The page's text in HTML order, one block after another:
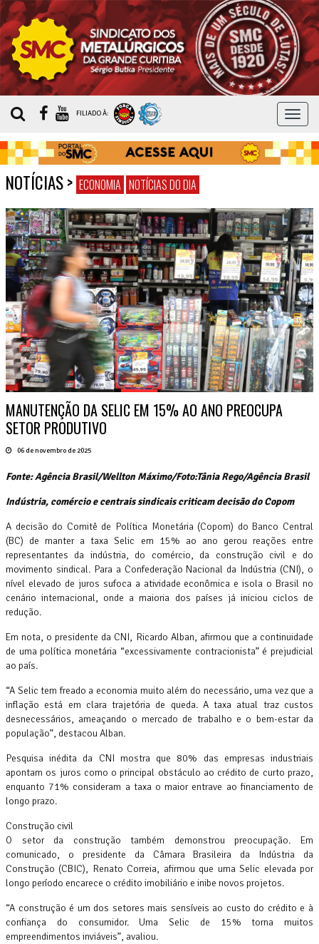
MENU
FILIADO À:
NOTÍCIAS> ECONOMIA NOTÍCIAS DO DIA
MANUTENÇÃO DA SELIC EM 15% AO ANO PREOCUPA
SETOR PRODUTIVO
06 de novembro de 2025
Fonte: Agência Brasil/Wellton Máximo/Foto:Tânia Rego/Agência Brasil
Indústria, comércio e centrais sindicais criticam decisão do Copom
A decisão do Comitê de Política Monetária (Copom) do Banco Central
(BC) de manter a taxa Selic em 15% ao ano gerou reações entre
representantes da indústria, do comércio, da construção civil e do
movimento sindical. Para a Confederação Nacional da Indústria (CNI), o
nível elevado de juros sufoca a atividade econômica e isola o Brasil no
cenário internacional, onde a maioria dos países já iniciou ciclos de
redução.
Em nota, o presidente da CNI, Ricardo Alban, afirmou que a continuidade
de uma política monetária “excessivamente contracionista” é prejudicial
ao país.
“A Selic tem freado a economia muito além do necessário, uma vez que a
inflação está em clara trajetória de queda. A taxa atual traz custos
desnecessários, ameaçando o mercado de trabalho e o bem-estar da
população”, destacou Alban.
Pesquisa inédita da CNI mostra que 80% das empresas industriais
apontam os juros como o principal obstáculo ao crédito de curto prazo,
enquanto 71% consideram a taxa o maior entrave ao financiamento de
longo prazo.
Construção civil
O setor da construção também demonstrou preocupação. Em
comunicado, o presidente da Câmara Brasileira da Indústria da
Construção (CBIC), Renato Correia, afirmou que uma Selic elevada por
longo período encarece o crédito imobiliário e inibe novos projetos.
“A construção é um dos setores mais sensíveis ao custo do crédito e à
confiança do consumidor. Uma Selic de 15% torna muitos
empreendimentos inviáveis”, avaliou.